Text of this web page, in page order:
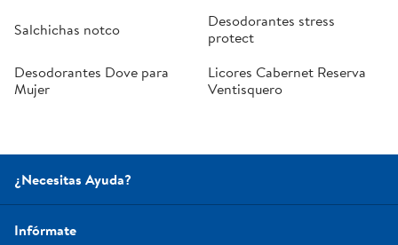
Salchichas notco
Desodorantes stress
protect
Desodorantes Dove para
Mujer
Licores Cabernet Reserva
Ventisquero
¿Necesitas Ayuda?
Infórmate